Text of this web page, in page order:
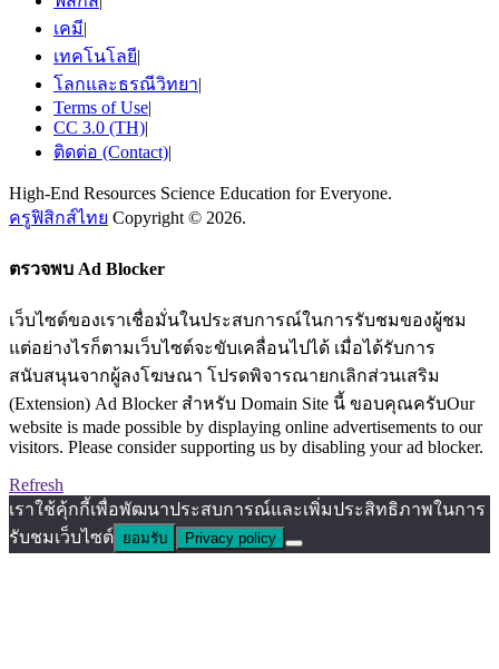
เคมี|
เทคโนโลยี|
โลกและธรณีวิทยา|
Terms of Use|
CC 3.0 (TH)|
ติดต่อ (Contact)|
High-End Resources Science Education for Everyone.
ครูฟิสิกส์ไทย Copyright © 2026.
ตรวจพบ Ad Blocker
เว็บไซต์ของเราเชื่อมั่นในประสบการณ์ในการรับชมของผู้ชม
แต่อย่างไรก็ตามเว็บไซต์จะขับเคลื่อนไปได้ เมื่อได้รับการ
สนับสนุนจากผู้ลงโฆษณา โปรดพิจารณายกเลิกส่วนเสริม
(Extension) Ad Blocker สำหรับ Domain Site นี้ ขอบคุณครับOur
website is made possible by displaying online advertisements to our
visitors. Please consider supporting us by disabling your ad blocker.
Refresh
เราใช้คุ้กกี้เพื่อพัฒนาประสบการณ์และเพิ่มประสิทธิภาพในการ
รับชมเว็บไซต์ ยอมรับ Privacy policy